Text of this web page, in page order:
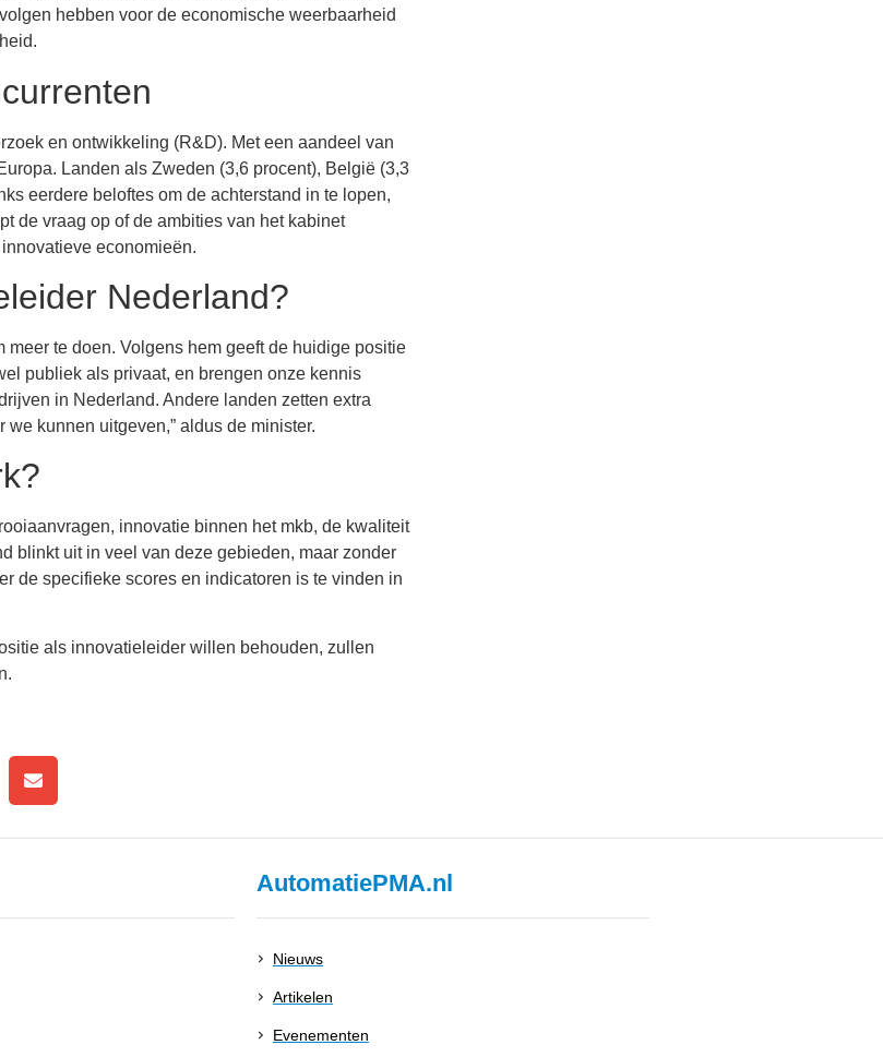
hebben voor de economische weerbaarheid
en ontwikkeling (R&D). Met een aandeel van
Landen als Zweden (3,6 procent), België (3,3
eerdere beloftes om de achterstand in te lopen,
de vraag op of de ambities van het kabinet
economieën.
Nederland?
te doen. Volgens hem geeft de huidige positie
publiek als privaat, en brengen onze kennis
in Nederland. Andere landen zetten extra
kunnen uitgeven,” aldus de minister.
innovatie binnen het mkb, de kwaliteit
blinkt uit in veel van deze gebieden, maar zonder
de specifieke scores en indicatoren is te vinden in
als innovatieleider willen behouden, zullen
AutomatiePMA.nl
Nieuws
Artikelen
Evenementen